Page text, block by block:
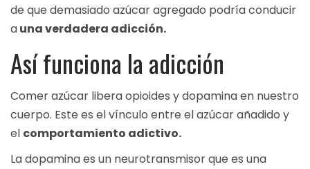
de que demasiado azúcar agregado podría conducir
auna verdadera adicción.
Así funciona la adicción
Comer azúcar libera opioides y dopamina en nuestro
cuerpo. Este es el vínculo entre el azúcar añadido y
el comportamiento adictivo.
La dopamina es un neurotransmisor que es una